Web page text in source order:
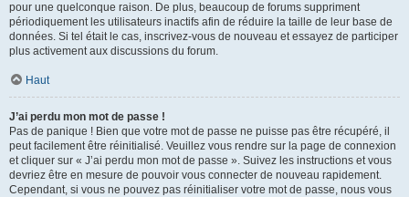
pour une quelconque raison. De plus, beaucoup de forums suppriment
périodiquement les utilisateurs inactifs afin de réduire la taille de leur base de
données. Si tel était le cas, inscrivez-vous de nouveau et essayez de participer
plus activement aux discussions du forum.
Haut
J’ai perdu mon mot de passe !
Pas de panique ! Bien que votre mot de passe ne puisse pas être récupéré, il
peut facilement être réinitialisé. Veuillez vous rendre sur la page de connexion
et cliquer sur « J’ai perdu mon mot de passe ». Suivez les instructions et vous
devriez être en mesure de pouvoir vous connecter de nouveau rapidement.
Cependant, si vous ne pouvez pas réinitialiser votre mot de passe, nous vous